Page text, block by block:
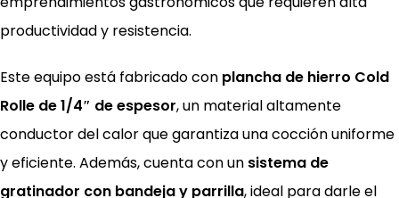
productividad y resistencia.
Este equipo está fabricado con plancha de hierro Cold
Rolle de 1/4″ de espesor, un material altamente
conductor del calor que garantiza una cocción uniforme
y eficiente. Además, cuenta con un sistema de
gratinador con bandeja y parrilla, ideal para darle el